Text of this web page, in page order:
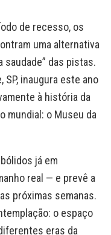
de recesso, os
uma alternativa
das pistas.
SP, inaugura este ano
à história da
mundial: o Museu da
já em
real — e prevê a
próximas semanas.
o espaço
eras da